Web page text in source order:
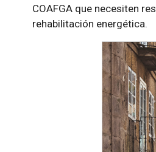
COAFGA que necesiten
rehabilitación energética.